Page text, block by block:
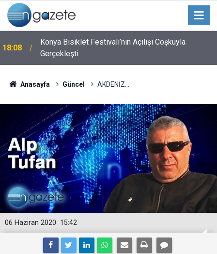
18:08
Konya Bisiklet Festivali’nin Açılışı Coşkuyla
Gerçekleşti
Anasayfa Güncel AKDENİZ...
15:42
06 Haziran 2020